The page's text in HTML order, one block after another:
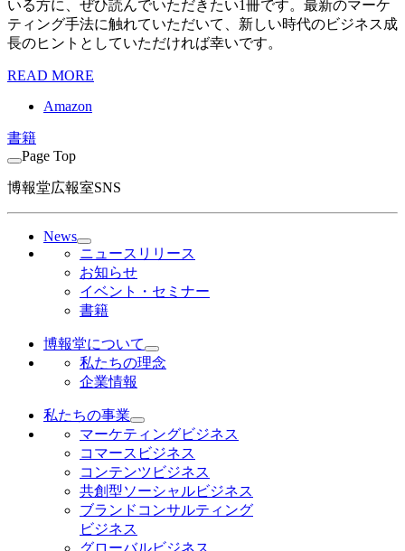
いる方に、ぜひ読んでいただきたい1冊です。最新のマーケ
ティング手法に触れていただいて、新しい時代のビジネス成
長のヒントとしていただければ幸いです。
READ MORE
Amazon
書籍
Page Top
博報堂広報室SNS
News
ニュースリリース
お知らせ
イベント・セミナー
書籍
博報堂について
私たちの理念
企業情報
私たちの事業
マーケティングビジネス
コマースビジネス
コンテンツビジネス
共創型ソーシャルビジネス
ブランドコンサルティング
ビジネス